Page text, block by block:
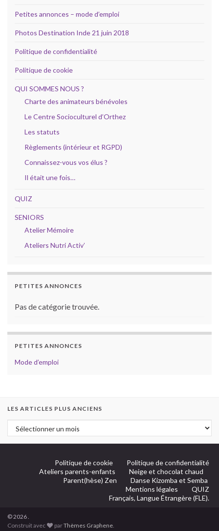
Petites annonces – mode d’emploi
Photos Destination Inde 21 juin 2018
Politique de confidentialité
Politique de cookie
QUI SOMMES NOUS ?
Charte des animateurs bénévoles
Le Centre Socioculturel d’Orthez
Les statuts
Règlements (intérieur et RGPD)
Connaissez-vous vos élus ?
Il était une fois…
QUIZ
SENIORS
Atelier Mémoire
Ateliers Nutri Activ’
PETITES ANNONCES
Pas de catégorie trouvée.
PETITES ANNONCES
Mode d’emploi
LES ARTICLES PLUS ANCIENS
Politique de cookie
Politique de confidentialité
Ateliers parents-enfants
Neige et chocolat chaud
Parent(hèse) Zen
Danse Kizomba et Semba
Mentions légales
QUIZ
Français, Langue Étrangère (FLE).
© 2026 .
Construit avec
parThèmes Graphene.